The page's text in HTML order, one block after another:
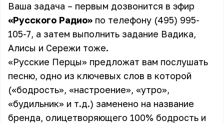
Ваша задача – первым дозвонится в эфир
«Русского Радио» по телефону (495) 995-
105-7, а затем выполнить задание Вадика,
Алисы и Сережи тоже.
«Русские Перцы» предложат вам послушать
песню, одно из ключевых слов в которой
(«бодрость», «настроение», «утро»,
«будильник» и т.д.) заменено на название
бренда, олицетворяющего 100% бодрость и